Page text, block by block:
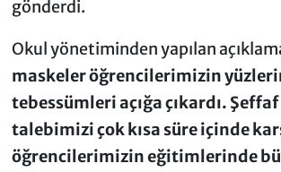
gönderdi.
Okul yönetiminden yapılan
maskeler öğrencilerimizin
tebessümleri açığa çıkardı.
talebimizi çok kısa süre içinde
öğrencilerimizin eğitimlerinde